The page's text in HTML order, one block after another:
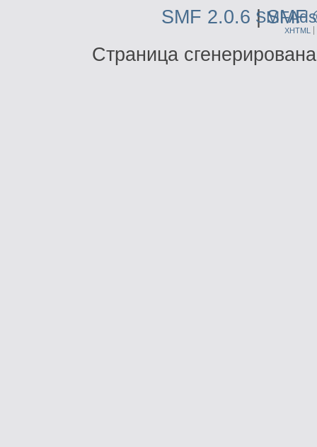
SMF 2.0.6 |SMF
SMFAds
XHTML
Страница